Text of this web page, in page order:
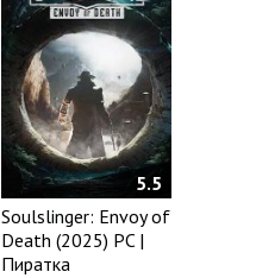
5.5
Soulslinger: Envoy of
Death (2025) PC |
Пиратка